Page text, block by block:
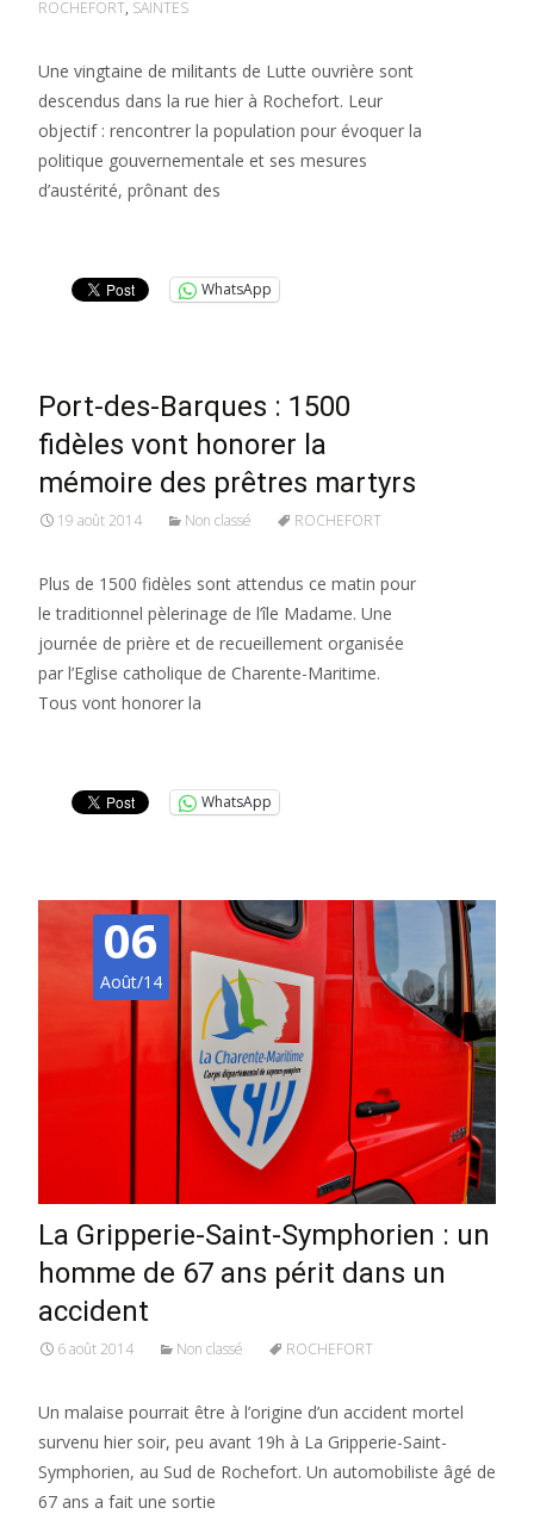
ROCHEFORT, SAINTES
Une vingtaine de militants de Lutte ouvrière sont
descendus dans la rue hier à Rochefort. Leur
objectif : rencontrer la population pour évoquer la
politique gouvernementale et ses mesures
d’austérité, prônant des
WhatsApp
Port-des-Barques : 1500
fidèles vont honorer la
mémoire des prêtres martyrs
19 août 2014 Non classé ROCHEFORT
Plus de 1500 fidèles sont attendus ce matin pour
le traditionnel pèlerinage de l’île Madame. Une
journée de prière et de recueillement organisée
par l’Eglise catholique de Charente-Maritime.
Tous vont honorer la
WhatsApp
06
Août/14
La Gripperie-Saint-Symphorien : un
homme de 67 ans périt dans un
accident
6 août 2014 Non classé ROCHEFORT
Un malaise pourrait être à l’origine d’un accident mortel
survenu hier soir, peu avant 19h à La Gripperie-Saint-
Symphorien, au Sud de Rochefort. Un automobiliste âgé de
67 ans a fait une sortie